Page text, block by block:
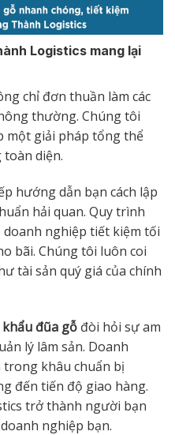
Logistics mang lại
chỉ đơn thuần làm các
thường. Chúng tôi
một giải pháp tổng thể
diện.
hướng dẫn bạn cách lập
hải quan. Quy trình
doanh nghiệp tiết kiệm tối
bãi. Chúng tôi luôn coi
tài sản quý giá của chính
đũa gỗ đòi hỏi sự am
lý lâm sản. Doanh
khâu chuẩn bị
đến tiến độ giao hàng.
trở thành người bạn
nghiệp bạn.